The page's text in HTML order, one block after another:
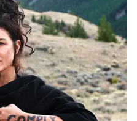
সঙ্গে সম্পন্ন করতে
রাখুন। আজ কাশির
আজ শিশুদের সঙ্গে সময়